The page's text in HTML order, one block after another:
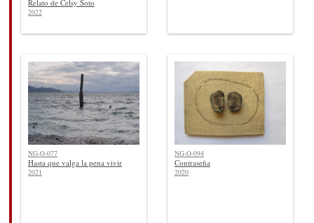
Relato de Celsy Soto
2022
NG-O-077
Hasta que valga la pena vivir
2021
NG-O-094
Contraseña
2020